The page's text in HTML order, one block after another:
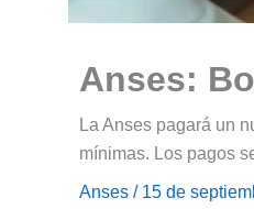
Anses:
La Anses pagará un
mínimas. Los pagos
Anses / 15 de